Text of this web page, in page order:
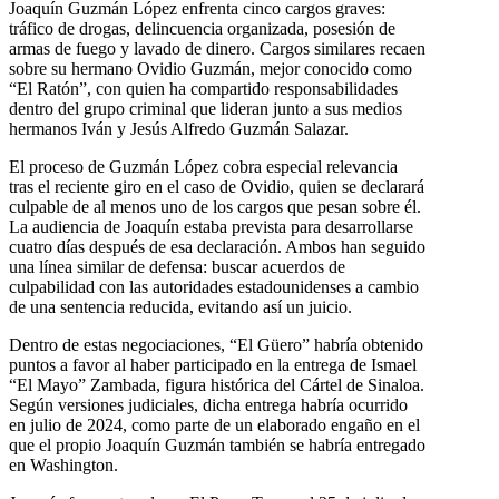
Joaquín Guzmán López enfrenta cinco cargos graves:
tráfico de drogas, delincuencia organizada, posesión de
armas de fuego y lavado de dinero. Cargos similares recaen
sobre su hermano Ovidio Guzmán, mejor conocido como
“El Ratón”, con quien ha compartido responsabilidades
dentro del grupo criminal que lideran junto a sus medios
hermanos Iván y Jesús Alfredo Guzmán Salazar.
El proceso de Guzmán López cobra especial relevancia
tras el reciente giro en el caso de Ovidio, quien se declarará
culpable de al menos uno de los cargos que pesan sobre él.
La audiencia de Joaquín estaba prevista para desarrollarse
cuatro días después de esa declaración. Ambos han seguido
una línea similar de defensa: buscar acuerdos de
culpabilidad con las autoridades estadounidenses a cambio
de una sentencia reducida, evitando así un juicio.
Dentro de estas negociaciones, “El Güero” habría obtenido
puntos a favor al haber participado en la entrega de Ismael
“El Mayo” Zambada, figura histórica del Cártel de Sinaloa.
Según versiones judiciales, dicha entrega habría ocurrido
en julio de 2024, como parte de un elaborado engaño en el
que el propio Joaquín Guzmán también se habría entregado
en Washington.